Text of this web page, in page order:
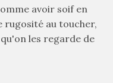
avoir soif en
rugosité au toucher,
les regarde de